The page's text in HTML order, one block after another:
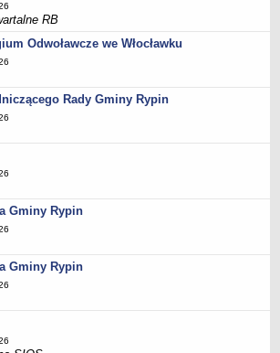
Finansowa
budżetu
RB
budżetu gminy (w tym ulgi, odroczenia)
OCZYSZCZALNI ŚCIEKÓW -
węgla
RB
Odwoławcze we Włocławku
Rady Gminy Rypin
Gminy Rypin
Gminy Rypin